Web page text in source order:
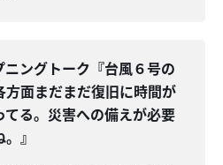
ニングトーク『台風６号の
方面まだまだ復旧に時間が
てる。災害への備えが必要
』